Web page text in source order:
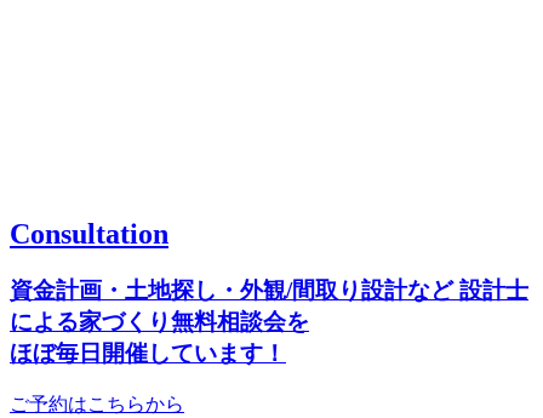
Consultation
資金計画・土地探し・外観/間取り設計など 設計士
による家づくり無料相談会を
ほぼ毎日開催しています！
ご予約はこちらから